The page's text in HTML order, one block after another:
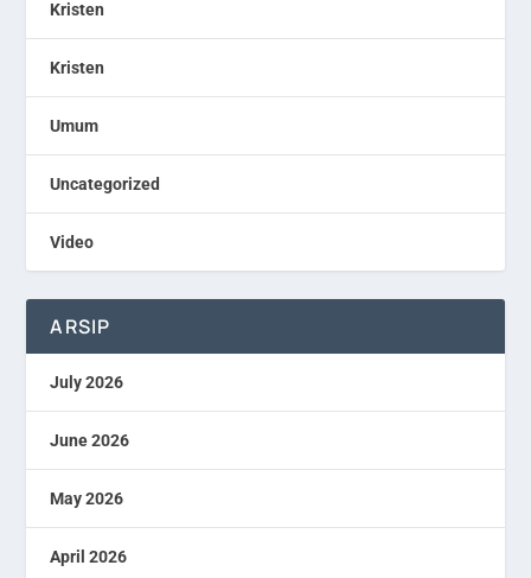
Kristen
Kristen
Umum
Uncategorized
Video
ARSIP
July 2026
June 2026
May 2026
April 2026